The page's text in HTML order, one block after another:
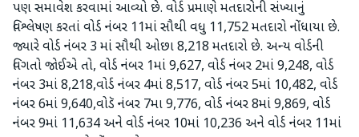
પણ સમાવેશ કરવામાં આવ્યો છે. વોર્ડ પ્રમાણે મતદારોની સંખ્યાનું
વિશ્લેષણ કરતાં વોર્ડ નંબર 11માં સૌથી વધુ 11,752 મતદારો નોંધાયા છે.
જ્યારે વોર્ડ નંબર 3 માં સૌથી ઓછા 8,218 મતદારો છે. અન્ય વોર્ડની
વિગતો જોઈએ તો, વોર્ડ નંબર 1માં 9,627, વોર્ડ નંબર 2માં 9,248, વોર્ડ
નંબર 3માં 8,218,વોર્ડ નંબર 4માં 8,517, વોર્ડ નંબર 5માં 10,482, વોર્ડ
નંબર 6માં 9,640,વોડૅ નંબર 7મા 9,776, વોર્ડ નંબર 8માં 9,869, વોર્ડ
નંબર 9માં 11,634 અને વોર્ડ નંબર 10માં 10,236 અને વોર્ડ નંબર 11માં